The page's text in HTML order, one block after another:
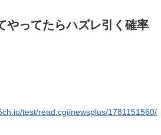
やってたらハズレ引く確率
test/read.cgi/newsplus/1781151560/